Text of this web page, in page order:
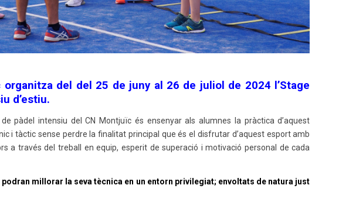
organitza del del 25 de juny al 26 de juliol de 2024 l’Stage
d’estiu.
de pàdel intensiu del CN Montjuïc és ensenyar als alumnes la pràctica d’aquest
i tàctic sense perdre la finalitat principal que és el disfrutar d’aquest esport amb
a través del treball en equip, esperit de superació i motivació personal de cada
millorar la seva tècnica en un entorn privilegiat; envoltats de natura just